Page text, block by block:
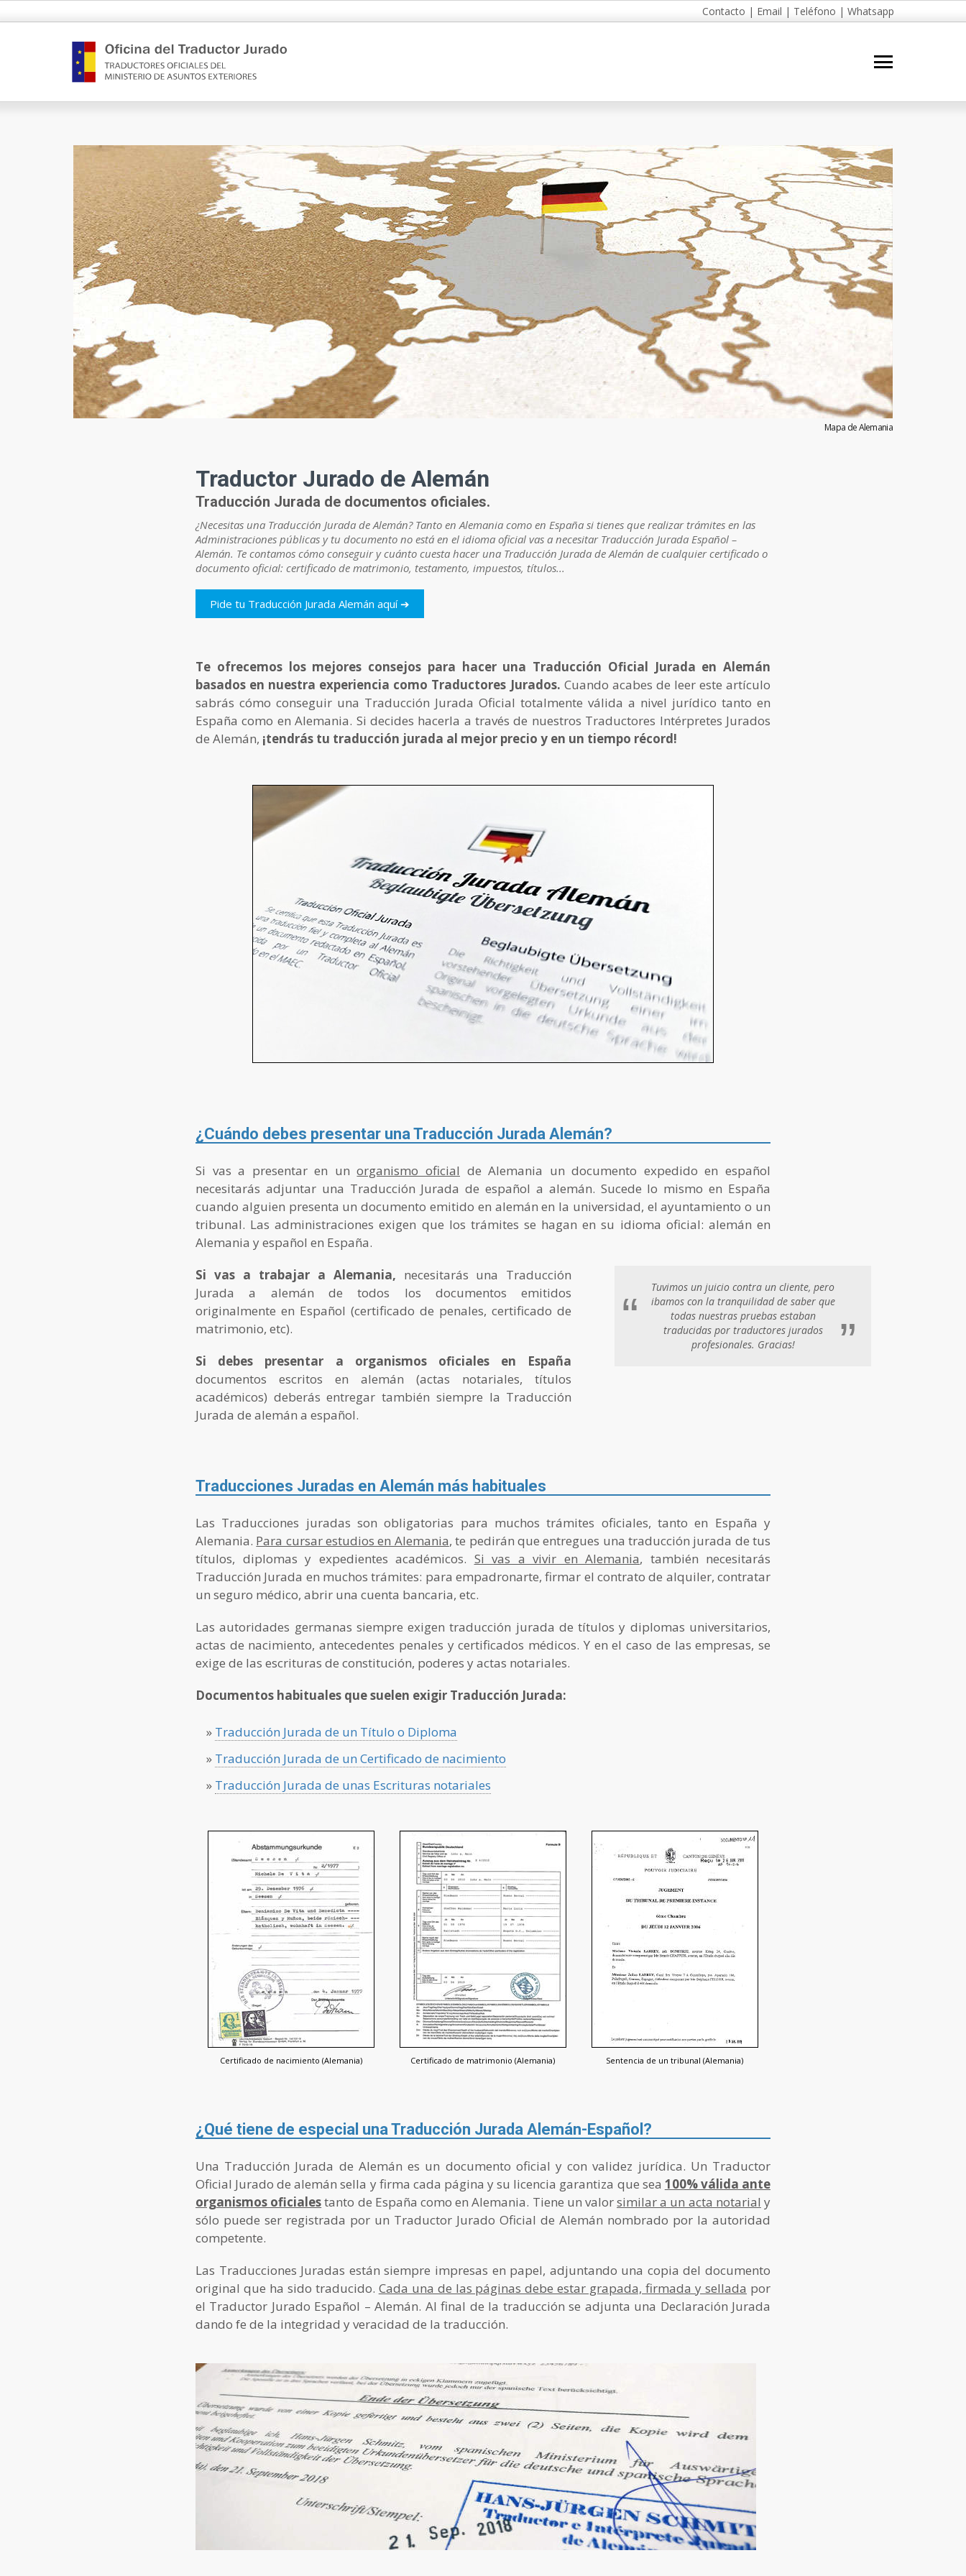
Contacto | Email | Teléfono | Whatsapp
Mapa de Alemania
Traductor Jurado de Alemán
Traducción Jurada de documentos oficiales.
¿Necesitas una Traducción Jurada de Alemán? Tanto en Alemania como en España si tienes que realizar trámites en las
Administraciones públicas y tu documento no está en el idioma oficial vas a necesitar Traducción Jurada Español –
Alemán. Te contamos cómo conseguir y cuánto cuesta hacer una Traducción Jurada de Alemán de cualquier certificado o
documento oficial: certificado de matrimonio, testamento, impuestos, títulos...
Pide tu Traducción Jurada Alemán aquí ➔
Te ofrecemos los mejores consejos para hacer una Traducción Oficial Jurada en Alemán
basados en nuestra experiencia como Traductores Jurados. Cuando acabes de leer este artículo
sabrás cómo conseguir una Traducción Jurada Oficial totalmente válida a nivel jurídico tanto en
España como en Alemania. Si decides hacerla a través de nuestros Traductores Intérpretes Jurados
de Alemán, ¡tendrás tu traducción jurada al mejor precio y en un tiempo récord!
¿Cuándo debes presentar una Traducción Jurada Alemán?
Si vas a presentar en unorganismo oficial de Alemania un documento expedido en español
necesitarás adjuntar una Traducción Jurada de español a alemán. Sucede lo mismo en España
cuando alguien presenta un documento emitido en alemán en la universidad, el ayuntamiento o un
tribunal. Las administraciones exigen que los trámites se hagan en su idioma oficial: alemán en
Alemania y español en España.
Si vas a trabajar a Alemania, necesitarás una Traducción
Jurada a alemán de todos los documentos emitidos
originalmente en Español (certificado de penales, certificado de
matrimonio, etc).
Si debes presentar a organismos oficiales en España
documentos escritos en alemán (actas notariales, títulos
académicos) deberás entregar también siempre la Traducción
Jurada de alemán a español.
“
Tuvimos un juicio contra un cliente, pero
ibamos con la tranquilidad de saber que
todas nuestras pruebas estaban
traducidas por traductores jurados
profesionales. Gracias!
”
Traducciones Juradas en Alemán más habituales
Las Traducciones juradas son obligatorias para muchos trámites oficiales, tanto en España y
Alemania. Para cursar estudios en Alemania, te pedirán que entregues una traducción jurada de tus
títulos, diplomas y expedientes académicos. Si vas a vivir en Alemania, también necesitarás
Traducción Jurada en muchos trámites: para empadronarte, firmar el contrato de alquiler, contratar
un seguro médico, abrir una cuenta bancaria, etc.
Las autoridades germanas siempre exigen traducción jurada de títulos y diplomas universitarios,
actas de nacimiento, antecedentes penales y certificados médicos. Y en el caso de las empresas, se
exige de las escrituras de constitución, poderes y actas notariales.
Documentos habituales que suelen exigir Traducción Jurada:
» Traducción Jurada de un Título o Diploma
» Traducción Jurada de un Certificado de nacimiento
» Traducción Jurada de unas Escrituras notariales
Certificado de nacimiento (Alemania) Certificado de matrimonio (Alemania) Sentencia de un tribunal (Alemania)
¿Qué tiene de especial una Traducción Jurada Alemán-Español?
Una Traducción Jurada de Alemán es un documento oficial y con validez jurídica. Un Traductor
Oficial Jurado de alemán sella y firma cada página y su licencia garantiza que sea 100% válida ante
organismos oficialestanto de España como en Alemania. Tiene un valorsimilar a un acta notarial y
sólo puede ser registrada por un Traductor Jurado Oficial de Alemán nombrado por la autoridad
competente.
Las Traducciones Juradas están siempre impresas en papel, adjuntando una copia del documento
original que ha sido traducido. Cada una de las páginas debe estar grapada, firmada y sellada por
el Traductor Jurado Español – Alemán. Al final de la traducción se adjunta una Declaración Jurada
dando fe de la integridad y veracidad de la traducción.